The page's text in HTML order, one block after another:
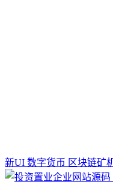
新UI 数字货币 区块链矿